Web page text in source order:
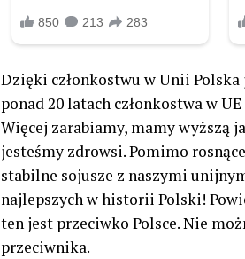
Dzięki członkostwu w Unii
ponad 20 latach członkostwa w
Więcej zarabiamy, mamy wyższą
jesteśmy zdrowsi. Pomimo
stabilne sojusze z naszymi
najlepszych w historii Polski!
ten jest przeciwko Polsce. Nie
przeciwnika.